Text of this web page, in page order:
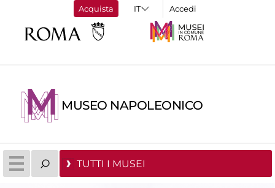
Acquista Accedi
MUSEO NAPOLEONICO
TUTTI I MUSEI